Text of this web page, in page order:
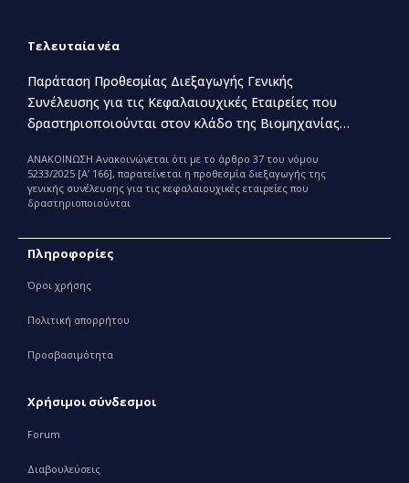
Τελευταία νέα
Παράταση Προθεσμίας Διεξαγωγής Γενικής
Συνέλευσης για τις Κεφαλαιουχικές Εταιρείες που
δραστηριοποιούνται στον κλάδο της Βιομηχανίας
ΑΝΑΚΟΙΝΩΣΗ Ανακοινώνεται ότι με το άρθρο 37 του νόμου
5233/2025 [Α’ 166], παρατείνεται η προθεσμία διεξαγωγής της
γενικής συνέλευσης για τις κεφαλαιουχικές εταιρείες που
δραστηριοποιούνται
Πληροφορίες
Όροι χρήσης
Πολιτική απορρήτου
Προσβασιμότητα
Χρήσιμοι σύνδεσμοι
Forum
Διαβουλεύσεις